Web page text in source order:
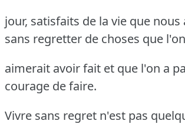
jour, satisfaits de la vie que nous
sans regretter de choses que l'on
aimerait avoir fait et que l'on a
courage de faire.
Vivre sans regret n'est pas